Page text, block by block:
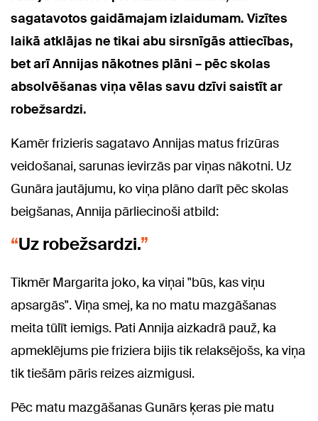
sagatavotos gaidāmajam izlaidumam. Vizītes
laikā atklājas ne tikai abu sirsnīgās attiecības,
bet arī Annijas nākotnes plāni – pēc skolas
absolvēšanas viņa vēlas savu dzīvi saistīt ar
robežsardzi.
Kamēr frizieris sagatavo Annijas matus frizūras
veidošanai, sarunas ievirzās par viņas nākotni. Uz
Gunāra jautājumu, ko viņa plāno darīt pēc skolas
beigšanas, Annija pārliecinoši atbild:
Uz robežsardzi.
Tikmēr Margarita joko, ka viņai "būs, kas viņu
apsargās". Viņa smej, ka no matu mazgāšanas
meita tūlīt iemigs. Pati Annija aizkadrā pauž, ka
apmeklējums pie friziera bijis tik relaksējošs, ka viņa
tik tiešām pāris reizes aizmigusi.
Pēc matu mazgāšanas Gunārs ķeras pie matu